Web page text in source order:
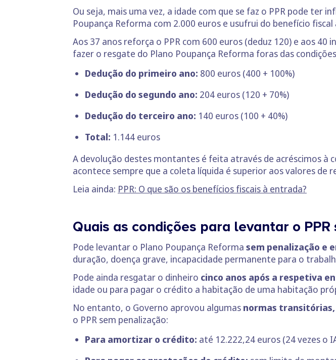
Ou seja, mais uma vez, a idade com que se faz o PPR pode ter
Poupança Reforma com 2.000 euros e usufrui do benefício
Aos 37 anos reforça o PPR com 600 euros (deduz 120) e aos
fazer o resgate do Plano Poupança Reforma foras das
Dedução do primeiro ano: 800 euros (400 + 100%)
Dedução do segundo ano: 204 euros (120 + 70%)
Dedução do terceiro ano: 140 euros (100 + 40%)
Total: 1.144 euros
A devolução destes montantes é feita através de acréscimos à
acontece sempre que a coleta líquida é superior aos valores de
Leia ainda: PPR: O que são os benefícios fiscais à entrada?
Quais as condições para levantar o
Pode levantar o Plano Poupança Reforma sem penalização e
duração, doença grave, incapacidade permanente para o
Pode ainda resgatar o dinheiro cinco anos após a respetiva
idade ou para pagar o crédito a habitação de uma habitação
No entanto, o Governo aprovou algumas normas transitórias,
o PPR sem penalização:
Para amortizar o crédito: até 12.222,24 euros (24 vezes o